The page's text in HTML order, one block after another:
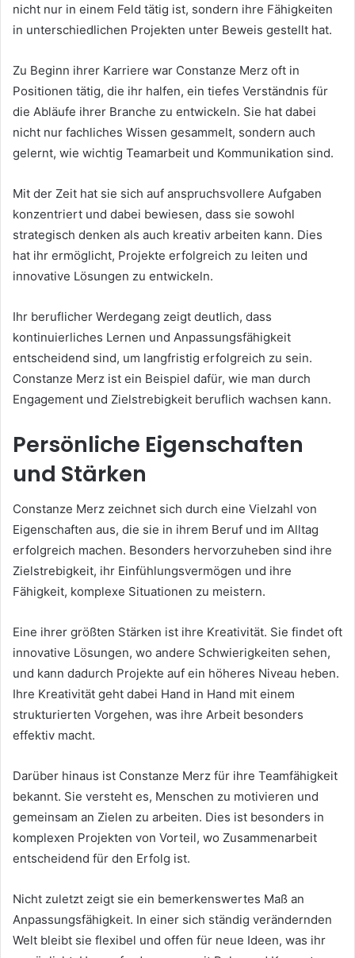
nicht nur in einem Feld tätig ist, sondern ihre Fähigkeiten
in unterschiedlichen Projekten unter Beweis gestellt hat.
Zu Beginn ihrer Karriere war Constanze Merz oft in
Positionen tätig, die ihr halfen, ein tiefes Verständnis für
die Abläufe ihrer Branche zu entwickeln. Sie hat dabei
nicht nur fachliches Wissen gesammelt, sondern auch
gelernt, wie wichtig Teamarbeit und Kommunikation sind.
Mit der Zeit hat sie sich auf anspruchsvollere Aufgaben
konzentriert und dabei bewiesen, dass sie sowohl
strategisch denken als auch kreativ arbeiten kann. Dies
hat ihr ermöglicht, Projekte erfolgreich zu leiten und
innovative Lösungen zu entwickeln.
Ihr beruflicher Werdegang zeigt deutlich, dass
kontinuierliches Lernen und Anpassungsfähigkeit
entscheidend sind, um langfristig erfolgreich zu sein.
Constanze Merz ist ein Beispiel dafür, wie man durch
Engagement und Zielstrebigkeit beruflich wachsen kann.
Persönliche Eigenschaften
und Stärken
Constanze Merz zeichnet sich durch eine Vielzahl von
Eigenschaften aus, die sie in ihrem Beruf und im Alltag
erfolgreich machen. Besonders hervorzuheben sind ihre
Zielstrebigkeit, ihr Einfühlungsvermögen und ihre
Fähigkeit, komplexe Situationen zu meistern.
Eine ihrer größten Stärken ist ihre Kreativität. Sie findet oft
innovative Lösungen, wo andere Schwierigkeiten sehen,
und kann dadurch Projekte auf ein höheres Niveau heben.
Ihre Kreativität geht dabei Hand in Hand mit einem
strukturierten Vorgehen, was ihre Arbeit besonders
effektiv macht.
Darüber hinaus ist Constanze Merz für ihre Teamfähigkeit
bekannt. Sie versteht es, Menschen zu motivieren und
gemeinsam an Zielen zu arbeiten. Dies ist besonders in
komplexen Projekten von Vorteil, wo Zusammenarbeit
entscheidend für den Erfolg ist.
Nicht zuletzt zeigt sie ein bemerkenswertes Maß an
Anpassungsfähigkeit. In einer sich ständig verändernden
Welt bleibt sie flexibel und offen für neue Ideen, was ihr